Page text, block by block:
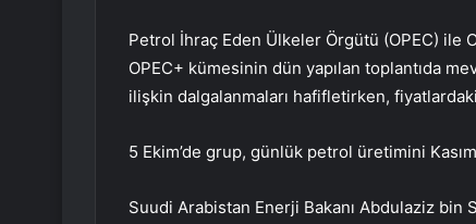
Petrol İhraç Eden Ülkeler Örgütü (OPEC) ile
OPEC+ kümesinin dün yapılan toplantıda
ilişkin dalgalanmaları hafifletirken,
5 Ekim’de grup, günlük petrol üretimini
Suudi Arabistan Enerji Bakanı Abdulaziz